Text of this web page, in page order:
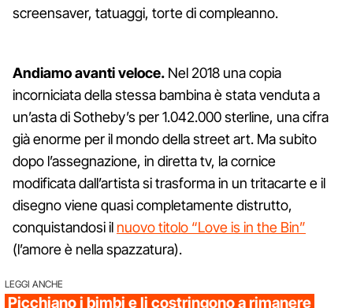
screensaver, tatuaggi, torte di compleanno.
Andiamo avanti veloce. Nel 2018 una copia
incorniciata della stessa bambina è stata venduta a
un’asta di Sotheby’s per 1.042.000 sterline, una cifra
già enorme per il mondo della street art. Ma subito
dopo l’assegnazione, in diretta tv, la cornice
modificata dall’artista si trasforma in un tritacarte e il
disegno viene quasi completamente distrutto,
conquistandosi il nuovo titolo “Love is in the Bin”
(l’amore è nella spazzatura).
LEGGI ANCHE
Picchiano i bimbi e li costringono a rimanere